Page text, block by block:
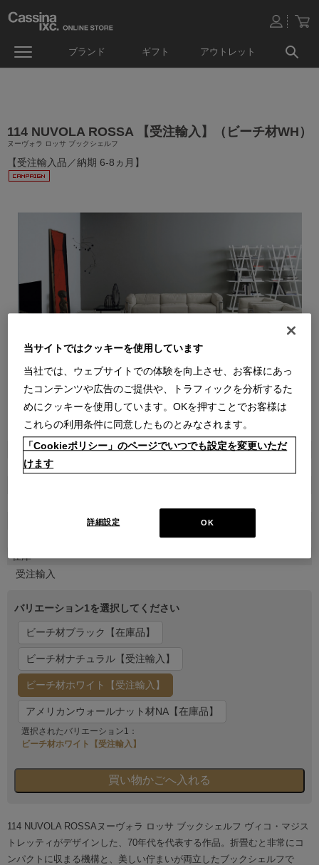
ブランド ギフト アウトレット
114 NUVOLA ROSSA 【受注輸入】（ビーチ材WH）
ヌーヴォラ ロッサ ブックシェルフ
【受注輸入品／納期 6-8ヵ月】
● ●
商品属性
家具
在庫
受注輸入
バリエーション1を選択してください
ビーチ材ブラック【在庫品】
ビーチ材ナチュラル【受注輸入】
ビーチ材ホワイト【受注輸入】
アメリカンウォールナット材NA【在庫品】
選択されたバリエーション1：
ビーチ材ホワイト【受注輸入】
114 NUVOLA ROSSAヌーヴォラ ロッサ ブックシェルフ ヴィコ・マジス
トレッティがデザインした、70年代を代表する作品。折畳むと非常にコ
ンパクトに収まる機構と、美しい佇まいが両立したブックシェルフで
当サイトではクッキーを使用しています
当社では、ウェブサイトでの体験を向上させ、お客様にあっ
たコンテンツや広告のご提供や、トラフィックを分析するた
めにクッキーを使用しています。OKを押すことでお客様は
これらの利用条件に同意したものとみなされます。
「Cookieポリシー」のページでいつでも設定を変更いただ
けます
OK
詳細設定